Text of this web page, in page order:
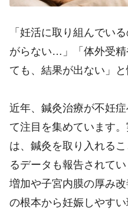
「妊活に取り組んでい
がらない…」「体外受精
ても、結果が出ない」
近年、鍼灸治療が不妊
て注目を集めています
は、鍼灸を取り入れる
るデータも報告されて
増加や子宮内膜の厚み
の根本から妊娠しやす